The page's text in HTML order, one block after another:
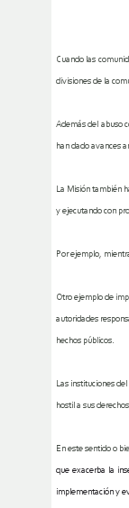
Cuando las
divisiones de la
Además del abuso
han dado avances
La Misión también
y ejecutando con
Por ejemplo,
Otro ejemplo de
autoridades
hechos públicos.
Las instituciones
hostil a sus
En este sentido o
que exacerba la
implementación y